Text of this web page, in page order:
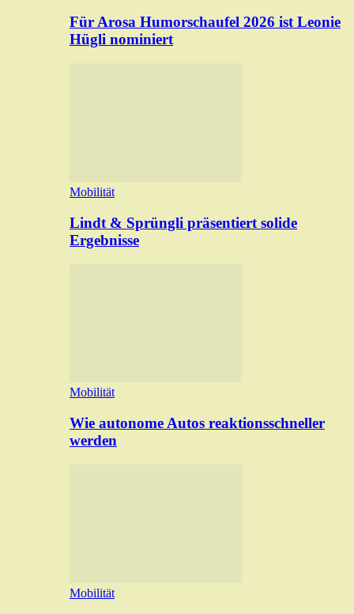
Für Arosa Humorschaufel 2026 ist Leonie
Hügli nominiert
Mobilität
Lindt & Sprüngli präsentiert solide
Ergebnisse
Mobilität
Wie autonome Autos reaktionsschneller
werden
Mobilität